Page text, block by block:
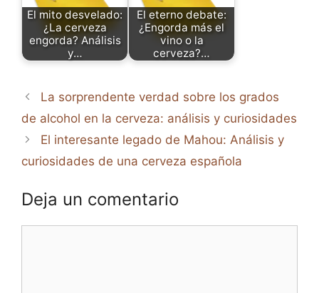
El mito desvelado:
¿La cerveza
engorda? Análisis
y…
El eterno debate:
¿Engorda más el
vino o la
cerveza?…
La sorprendente verdad sobre los grados
de alcohol en la cerveza: análisis y curiosidades
El interesante legado de Mahou: Análisis y
curiosidades de una cerveza española
Deja un comentario